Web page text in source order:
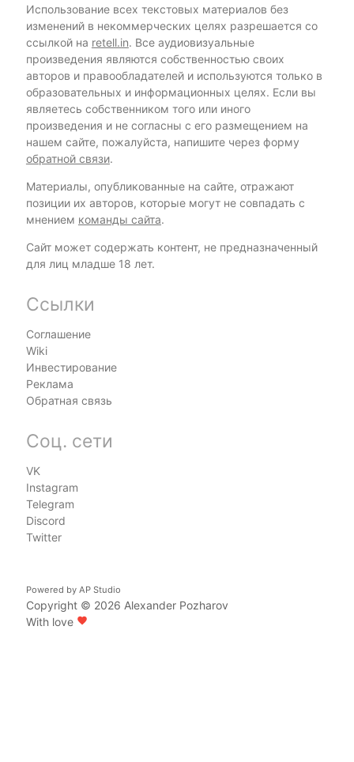
Использование всех текстовых материалов без
изменений в некоммерческих целях разрешается со
ссылкой на retell.in. Все аудиовизуальные
произведения являются собственностью своих
авторов и правообладателей и используются только в
образовательных и информационных целях. Если вы
являетесь собственником того или иного
произведения и не согласны с его размещением на
нашем сайте, пожалуйста, напишите через форму
обратной связи.
Материалы, опубликованные на сайте, отражают
позиции их авторов, которые могут не совпадать с
мнением команды сайта.
Сайт может содержать контент, не предназначенный
для лиц младше 18 лет.
Ссылки
Соглашение
Wiki
Инвестирование
Реклама
Обратная связь
Соц. сети
VK
Instagram
Telegram
Discord
Twitter
Powered by AP Studio
Copyright © 2026 Alexander Pozharov
With love favorite